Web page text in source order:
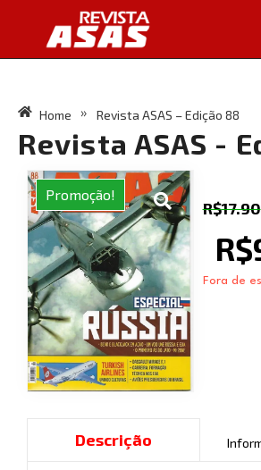
Home » Revista ASAS – Edição 88
Revista ASAS -
Promoção!
R$17.90
R$
Fora de
Descrição